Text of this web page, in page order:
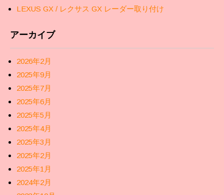
LEXUS GX / レクサス GX レーダー取り付け
アーカイブ
2026年2月
2025年9月
2025年7月
2025年6月
2025年5月
2025年4月
2025年3月
2025年2月
2025年1月
2024年2月